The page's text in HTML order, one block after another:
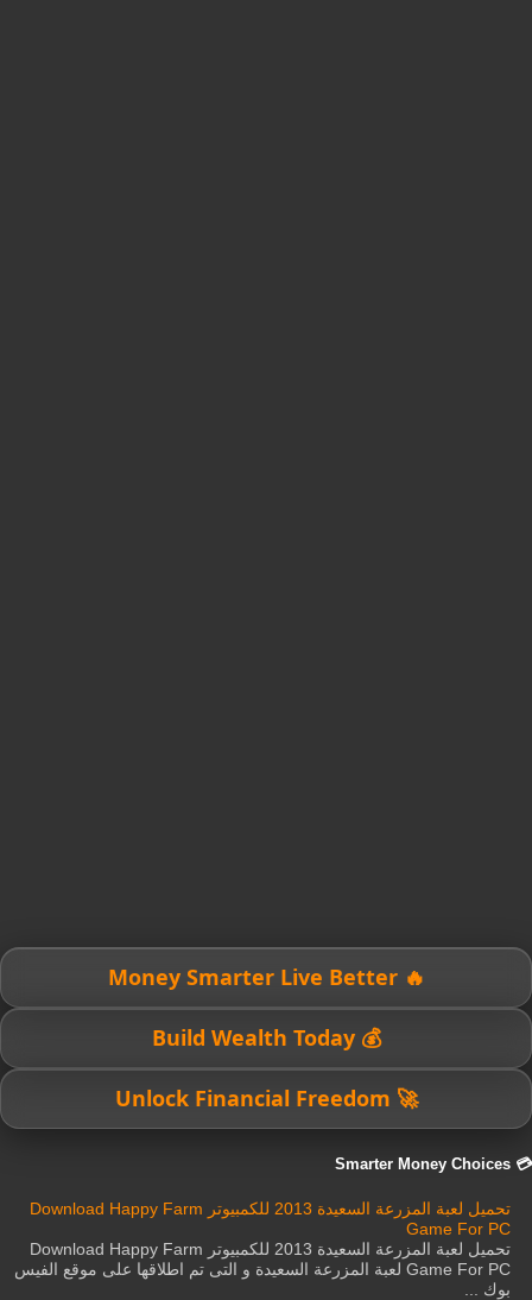
🔥 Money Smarter Live Better
💰 Build Wealth Today
🚀 Unlock Financial Freedom
💳 Smarter Money Choices
تحميل لعبة المزرعة السعيدة 2013 للكمبيوتر Download Happy Farm
Game For PC
تحميل لعبة المزرعة السعيدة 2013 للكمبيوتر Download Happy Farm
Game For PC لعبة المزرعة السعيدة و التى تم اطلاقها على موقع الفيس
بوك ...